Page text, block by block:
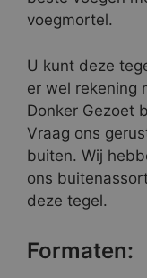
voegmortel.
U kunt deze
er wel rekening
Donker Gezoet
Vraag ons
buiten. Wij
ons
deze tegel.
Formaten: